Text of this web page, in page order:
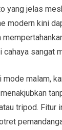
yang jelas
modern kini
sangat
mode malam,
tripod. Fitur